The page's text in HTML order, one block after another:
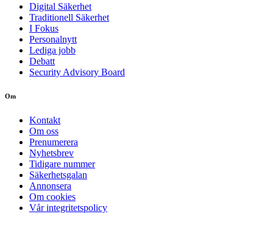
Digital Säkerhet
Traditionell Säkerhet
I Fokus
Personalnytt
Lediga jobb
Debatt
Security Advisory Board
Om
Kontakt
Om oss
Prenumerera
Nyhetsbrev
Tidigare nummer
Säkerhetsgalan
Annonsera
Om cookies
Vår integritetspolicy